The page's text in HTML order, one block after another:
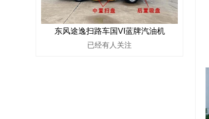
东风途逸扫路车国VI蓝牌汽油机
已经有人关注